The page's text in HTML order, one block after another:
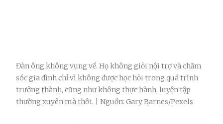
Đàn ông không vụng về. Họ không giỏi nội trợ và chăm
sóc gia đình chỉ vì không được học hỏi trong quá trình
trưởng thành, cũng như không thực hành, luyện tập
thường xuyên mà thôi. | Nguồn: Gary Barnes/Pexels